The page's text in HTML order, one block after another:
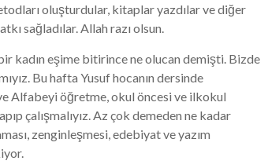
oluşturdular, kitaplar yazdılar ve diğer
sağladılar. Allah razı olsun.
kadın eşime bitirince ne olucan demişti. Bizde
Bu hafta Yusuf hocanın dersinde
Alfabeyi öğretme, okul öncesi ve ilkokul
çalışmalıyız. Az çok demeden ne kadar
zenginleşmesi, edebiyat ve yazım